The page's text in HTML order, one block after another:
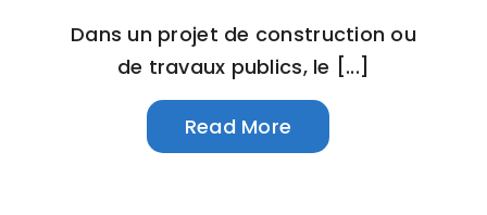
Dans un projet de construction ou
de travaux publics, le [...]
Read More